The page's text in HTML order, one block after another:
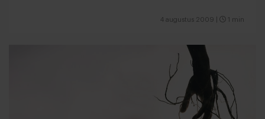
4 augustus 2009 1 min